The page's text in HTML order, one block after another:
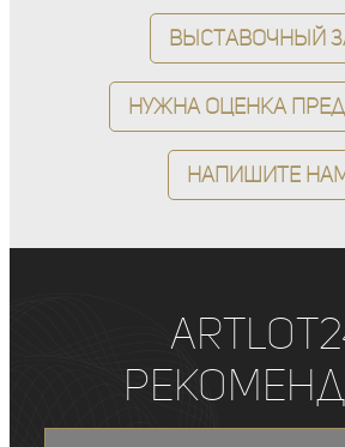
Выставочный
Нужна оценка
Напишите